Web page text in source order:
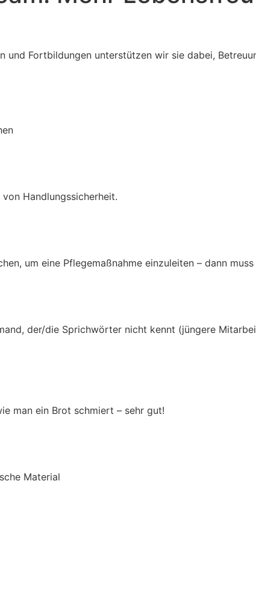
Fortbildungen unterstützen wir sie dabei,
Handlungssicherheit.
um eine Pflegemaßnahme einzuleiten – dann
der/die Sprichwörter nicht kennt (jüngere
man ein Brot schmiert – sehr gut!
Material